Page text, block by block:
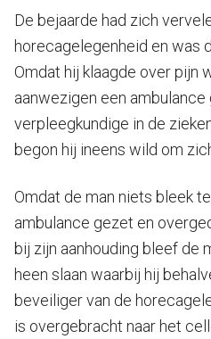
De bejaarde had zich
horecagelegenheid en was
Omdat hij klaagde over pijn
aanwezigen een
verpleegkundige in de
begon hij ineens wild om
Omdat de man niets bleek
ambulance gezet en
bij zijn aanhouding bleef de
heen slaan waarbij hij
beveiliger van de
is overgebracht naar het